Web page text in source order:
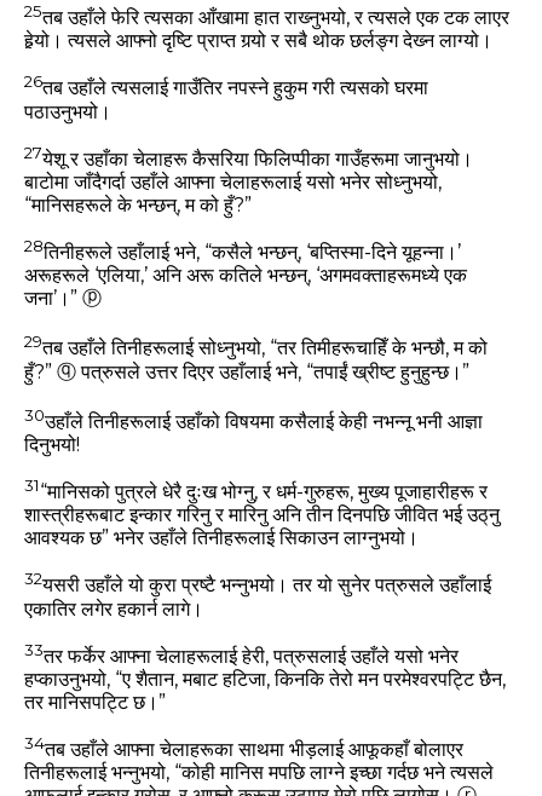
25तब उहाँले फेरि त्‍यसका आँखामा हात राख्‍नुभयो, र त्‍यसले एक टक लाएर
हेर्‍यो। त्‍यसले आफ्‍नो दृष्‍टि प्राप्‍त गर्‍यो र सबै थोक छर्लङ्ग देख्‍न लाग्‍यो।
26तब उहाँले त्‍यसलाई गाउँतिर नपस्‍ने हुकुम गरी त्‍यसको घरमा
पठाउनुभयो।
27येशू र उहाँका चेलाहरू कैसरिया फिलिप्‍पीका गाउँहरूमा जानुभयो।
बाटोमा जाँदैगर्दा उहाँले आफ्‍ना चेलाहरूलाई यसो भनेर सोध्‍नुभयो,
“मानिसहरूले के भन्‍छन्, म को हुँ?”
28तिनीहरूले उहाँलाई भने, “कसैले भन्‍छन्, ‘बप्‍तिस्‍मा-दिने यूहन्‍ना।’
अरूहरूले ‘एलिया,’ अनि अरू कतिले भन्‍छन्, ‘अगमवक्ताहरूमध्‍ये एक
जना’।” ⓟ
29तब उहाँले तिनीहरूलाई सोध्‍नुभयो, “तर तिमीहरूचाहिँ के भन्‍छौ, म को
हुँ?” ⓠ पत्रुसले उत्तर दिएर उहाँलाई भने, “तपाईं ख्रीष्‍ट हुनुहुन्‍छ।”
30उहाँले तिनीहरूलाई उहाँको विषयमा कसैलाई केही नभन्‍नू भनी आज्ञा
दिनुभयो!
31“मानिसको पुत्रले धेरै दुःख भोग्‍नु, र धर्म-गुरुहरू, मुख्‍य पूजाहारीहरू र
शास्‍त्रीहरूबाट इन्‍कार गरिनु र मारिनु अनि तीन दिनपछि जीवित भई उठ्‌नु
आवश्‍यक छ” भनेर उहाँले तिनीहरूलाई सिकाउन लाग्‍नुभयो।
32यसरी उहाँले यो कुरा प्रष्‍टै भन्‍नुभयो। तर यो सुनेर पत्रुसले उहाँलाई
एकातिर लगेर हकार्न लागे।
33तर फर्केर आफ्‍ना चेलाहरूलाई हेरी, पत्रुसलाई उहाँले यसो भनेर
हप्‍काउनुभयो, “ए शैतान, मबाट हटिजा, किनकि तेरो मन परमेश्‍वरपट्टि छैन,
तर मानिसपट्टि छ।”
34तब उहाँले आफ्‍ना चेलाहरूका साथमा भीड़लाई आफूकहाँ बोलाएर
तिनीहरूलाई भन्‍नुभयो, “कोही मानिस मपछि लाग्‍ने इच्‍छा गर्दछ भने त्‍यसले